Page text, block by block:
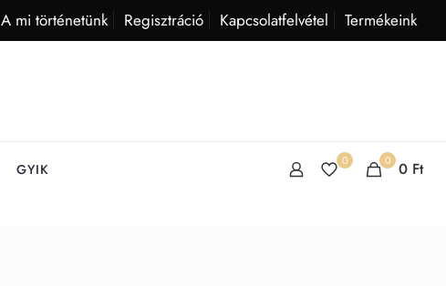
A mi történetünk Regisztráció Kapcsolatfelvétel Termékeink
GYIK 0 0 0 Ft